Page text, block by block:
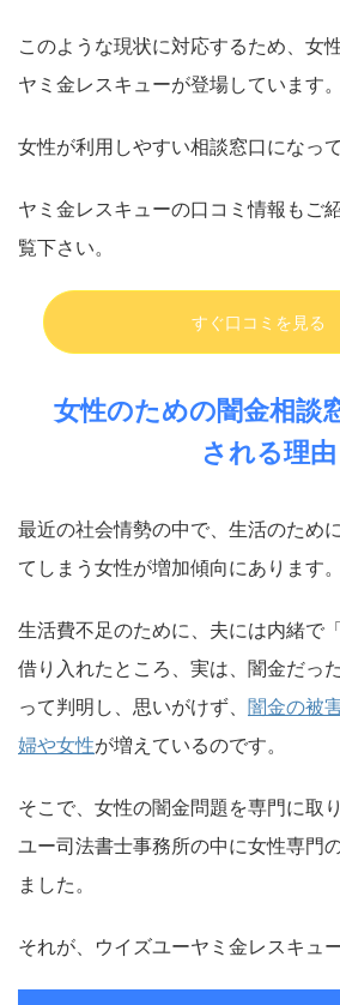
このような現状に対応するため、女
ヤミ金レスキューが登場しています。
女性が利用しやすい相談窓口になっ
ヤミ金レスキューの口コミ情報もご
覧下さい。
すぐ口コミを見る
女性のための闇金相談
される理由
最近の社会情勢の中で、生活のため
てしまう女性が増加傾向にあります。
生活費不足のために、夫には内緒で
借り入れたところ、実は、闇金だっ
って判明し、思いがけず、 闇金の被
婦や女性が増えているのです。
そこで、女性の闇金問題を専門に取
ユー司法書士事務所の中に女性専門
ました。
それが、ウイズユーヤミ金レスキュ